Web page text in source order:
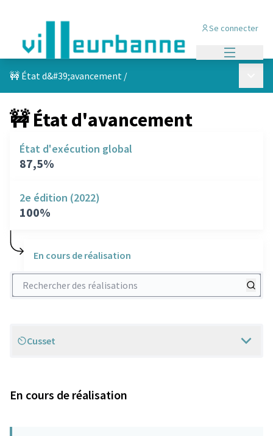
Se connecter
🚧 État d&#39;avancement /
🚧 État d'avancement
État d'exécution global
87,5%
2e édition (2022)
100%
En cours de réalisation
Rechercher des réalisations
Scope
Cusset
En cours de réalisation